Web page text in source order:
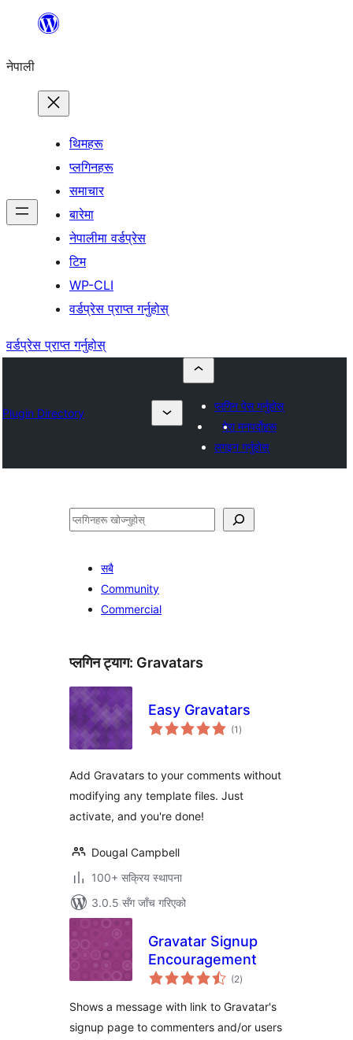
सामग्रीमा
नेपाली
थिमहरू
प्लगिनहरू
समाचार
बारेमा
नेपालीमा वर्डप्रेस
टिम
WP-CLI
वर्डप्रेस प्राप्त गर्नुहोस्
वर्डप्रेस प्राप्त गर्नुहोस्
Plugin Directory
प्लगिन पेस गर्नुहोस्
मेरा मनपर्दोहरू
लगइन गर्नुहोस्
खोज्नुहोस्
सबै
Community
Commercial
प्लगिन ट्याग: Gravatars
Easy Gravatars
(1 कुल
रेटिङ्गहरू
)
Add Gravatars to your comments without
modifying any template files. Just
activate, and you're done!
Dougal Campbell
100+ सक्रिय स्थापना
3.0.5 सँग जाँच गरिएको
Gravatar Signup
Encouragement
(2कुल
रेटिङ्गहरू
)
Shows a message with link to Gravatar's
signup page to commenters and/or users